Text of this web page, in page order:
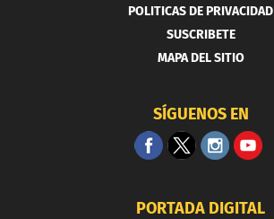
POLITICAS DE PRIVACIDAD
SUSCRIBETE
MAPA DEL SITIO
SÍGUENOS EN
PORTADA DIGITAL